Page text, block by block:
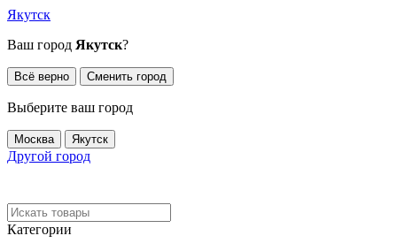
Якутск
Ваш город Якутск?
Всё верно Сменить город
Выберите ваш город
Москва Якутск
Другой город
Категории